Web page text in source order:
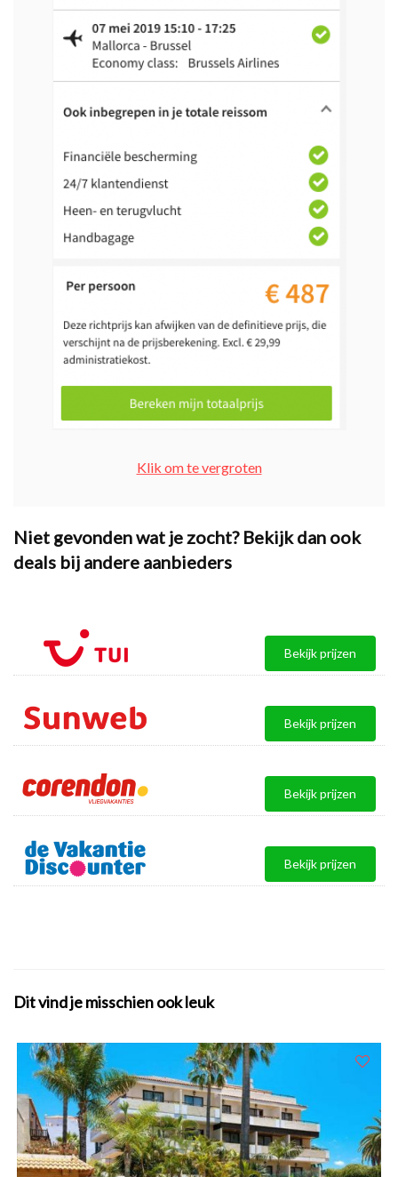
Klik om te vergroten
Niet gevonden wat je zocht? Bekijk dan ook
deals bij andere aanbieders
Bekijk prijzen
Bekijk prijzen
Bekijk prijzen
Bekijk prijzen
Dit vind je misschien ook leuk